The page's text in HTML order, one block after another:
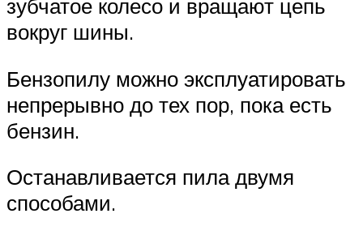
зубчатое колесо и вращают цепь
вокруг шины.
Бензопилу можно эксплуатировать
непрерывно до тех пор, пока есть
бензин.
Останавливается пила двумя
способами.